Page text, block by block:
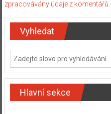
zpracovávány údaje z komentářů.
Vyhledat
Hlavní sekce